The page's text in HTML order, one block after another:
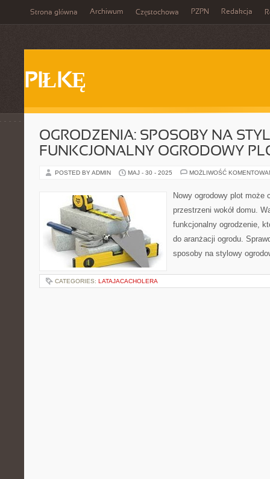
Strona główna Archiwum Częstochowa PZPN Redakcja
PIŁKĘ
OGRODZENIA: SPOSOBY NA
FUNKCJONALNY OGRODOWY
POSTED BY ADMIN MAJ - 30 - 2025 MOŻLIWOŚĆ
Nowy ogrodowy plot może
przestrzeni wokół domu.
funkcjonalny ogrodzenie,
do aranżacji ogrodu.
sposoby na stylowy
CATEGORIES: LATAJACACHOLERA